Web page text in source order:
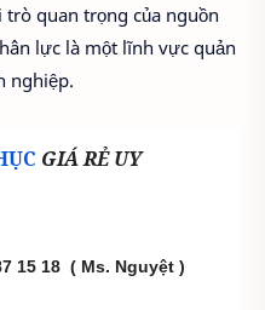
quan trọng của nguồn
lực là một lĩnh vực quản
nghiệp.
GIÁ RẺ UY
15 18 ( Ms. Nguyệt )